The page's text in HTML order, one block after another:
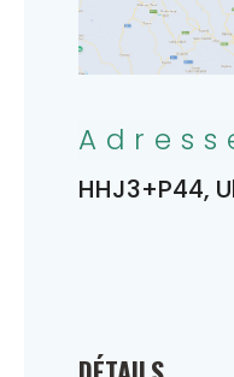
HHJ3+P44,